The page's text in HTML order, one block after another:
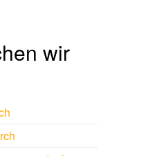
wir